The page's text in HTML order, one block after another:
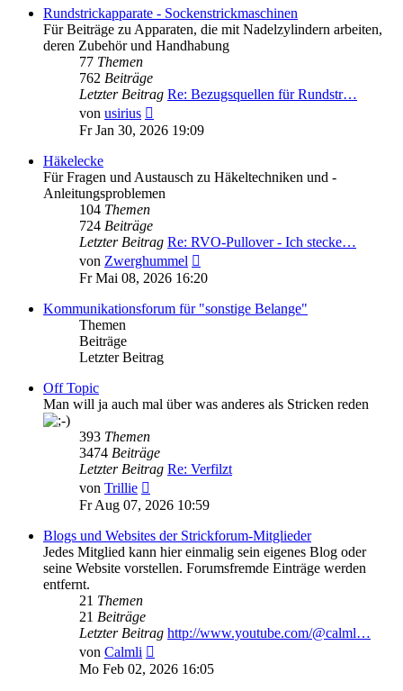
Rundstrickapparate - Sockenstrickmaschinen
Für Beiträge zu Apparaten, die mit Nadelzylindern arbeiten,
deren Zubehör und Handhabung
77 Themen
762 Beiträge
Letzter Beitrag Re: Bezugsquellen für Rundstr…
von usirius
Beitrag
Fr Jan 30, 2026 19:09
Häkelecke
Für Fragen und Austausch zu Häkeltechniken und -
Anleitungsproblemen
104 Themen
724 Beiträge
Letzter Beitrag Re: RVO-Pullover - Ich stecke…
von Zwerghummel
Beitrag
Fr Mai 08, 2026 16:20
Kommunikationsforum für "sonstige Belange"
Themen
Beiträge
Letzter Beitrag
Off Topic
Man will ja auch mal über was anderes als Stricken reden
393 Themen
3474 Beiträge
Letzter Beitrag Re: Verfilzt
von Trillie
Beitrag
Fr Aug 07, 2026 10:59
Blogs und Websites der Strickforum-Mitglieder
Jedes Mitglied kann hier einmalig sein eigenes Blog oder
seine Website vorstellen. Forumsfremde Einträge werden
entfernt.
21 Themen
21 Beiträge
Letzter Beitrag http://www.youtube.com/@calml…
von Calmli
Beitrag
Mo Feb 02, 2026 16:05